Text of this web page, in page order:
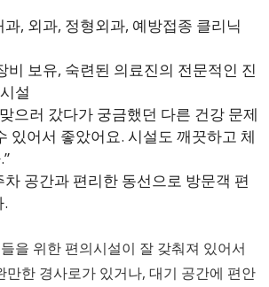
과, 외과, 정형외과, 예방접종 클리닉
비 보유, 숙련된 의료진의 전문적인 진
설
으러 갔다가 궁금했던 다른 건강 문제
있어서 좋았어요. 시설도 깨끗하고 체
차 공간과 편리한 동선으로 방문객 편
을 위한 편의시설이 잘 갖춰져 있어서
만한 경사로가 있거나, 대기 공간에 편안